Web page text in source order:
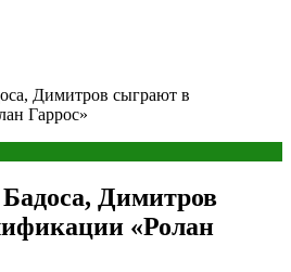
Димитров сыграют в
Гаррос»
Димитров
«Ролан